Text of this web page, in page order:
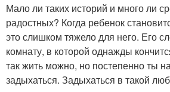
Мало ли таких историй и много ли
радостных? Когда ребенок
это слишком тяжело для него. Его
комнату, в которой однажды
так жить можно, но постепенно ты
задыхаться. Задыхаться в такой